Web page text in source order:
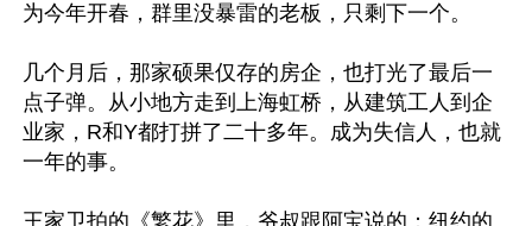
为今年开春，群里没暴雷的老板，只剩下一个。
几个月后，那家硕果仅存的房企，也打光了最后一
点子弹。从小地方走到上海虹桥，从建筑工人到企
业家，R和Y都打拼了二十多年。成为失信人，也就
一年的事。
王家卫拍的《繁花》里，爷叔跟阿宝说的：纽约的